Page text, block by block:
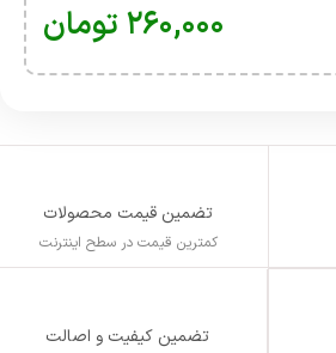
۲۶۰,۰۰۰ تومان
تضمین قیمت محصولات
کمترین قیمت در سطح اینترنت
تضمین کیفیت و اصالت